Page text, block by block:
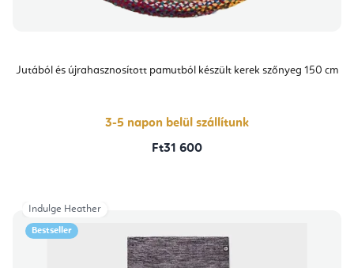
Jutából és újrahasznosított pamutból készült kerek szőnyeg 150 cm
3-5 napon belül szállítunk
Ft31 600
Bestseller
Indulge Heather